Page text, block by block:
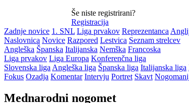
Še niste registrirani?
Registracija
Zadnje novice 1. SNL Liga prvakov Reprezentanca
Naslovnica Novice Razpored Lestvica Seznam strelcev
Angleška Španska Italijanska Nemška Francoska
Liga prvakov Liga Europa Konferenčna liga
Slovenska liga Angleška liga Španska liga Italijanska liga
Fokus Ozadja Komentar Intervju Portret Skavt
Mednarodni nogomet